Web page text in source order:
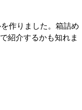
作りました。箱詰め
紹介するかも知れま